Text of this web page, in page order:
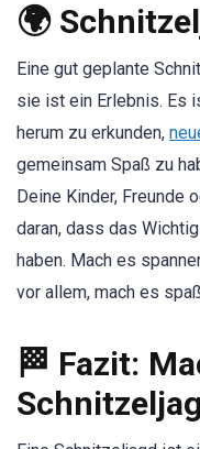
🌍
Eine gut geplante
sie ist ein Erlebnis. Es
herum zu erkunden,
gemeinsam Spaß zu
Deine Kinder, Freunde
daran, dass das
haben. Mach es
vor allem, mach es
🏁 Fazit: